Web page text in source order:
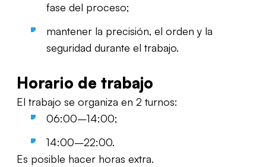
fase del proceso;
mantener la precisión, el orden y la
seguridad durante el trabajo.
Horario de trabajo
El trabajo se organiza en 2 turnos:
06:00–14:00;
14:00–22:00.
Es posible hacer horas extra.